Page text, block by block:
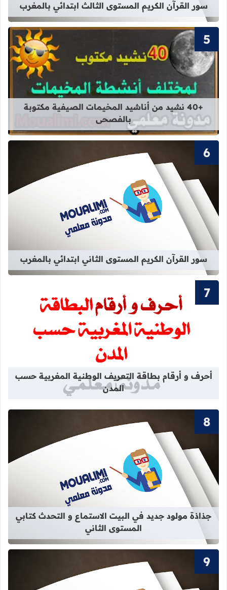
سور القرآن الكريم المستوى الثالث ابتدائي بالمغرب
قراءة المزيد عن +40 نشيد من أناشيد المخيمات الصيفية مكتوبة بالفصحى
+40 نشيد من أناشيد المخيمات الصيفية مكتوبة
بالفصحى
قراءة المزيد عن سور القرآن الكريم
سور القرآن الكريم المستوى الثاني ابتدائي بالمغرب
قراءة المزيد عن أحرف و أرقام
أحرف و أرقام بطاقة التعريف الوطنية المغربية حسب
المدن
قراءة المزيد عن جذاذة مولود جديد
جذاذة مولود جديد في البيت الاستماع و التحدث كتابي
المستوى الثاني